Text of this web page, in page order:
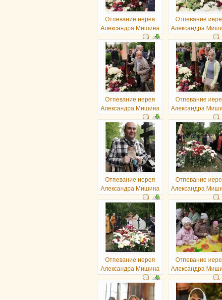
Отпевание иерея
Александра Мишина
Отпевание
Александра
Отпевание иерея
Александра Мишина
Отпевание
Александра
Отпевание иерея
Александра Мишина
Отпевание
Александра
Отпевание иерея
Александра Мишина
Отпевание
Александра